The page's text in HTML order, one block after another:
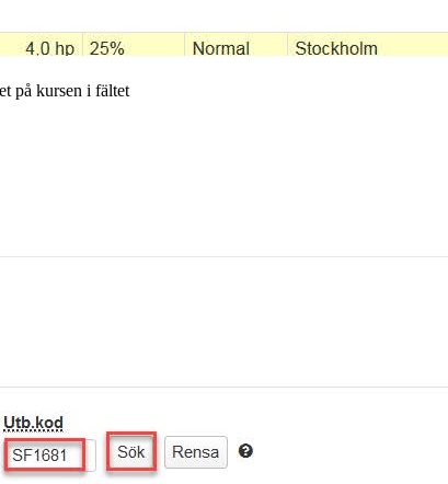
på kursen i fältet